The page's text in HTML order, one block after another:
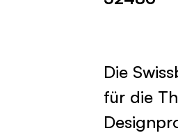
Die
für die